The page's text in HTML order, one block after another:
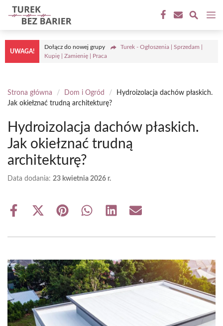
Przejdź
do
treści
UWAGA!
Dołącz do nowej grupy
Turek - Ogłoszenia | Sprzedam |
Kupię | Zamienię | Praca
Strona główna / Dom i Ogród /
Hydroizolacja dachów płaskich.
Jak okiełznać trudną architekturę?
Hydroizolacja dachów płaskich.
Jak okiełznać trudną
architekturę?
Data dodania: 23 kwietnia 2026 r.
Share
Share
(Twitter)
Share Share Share Share